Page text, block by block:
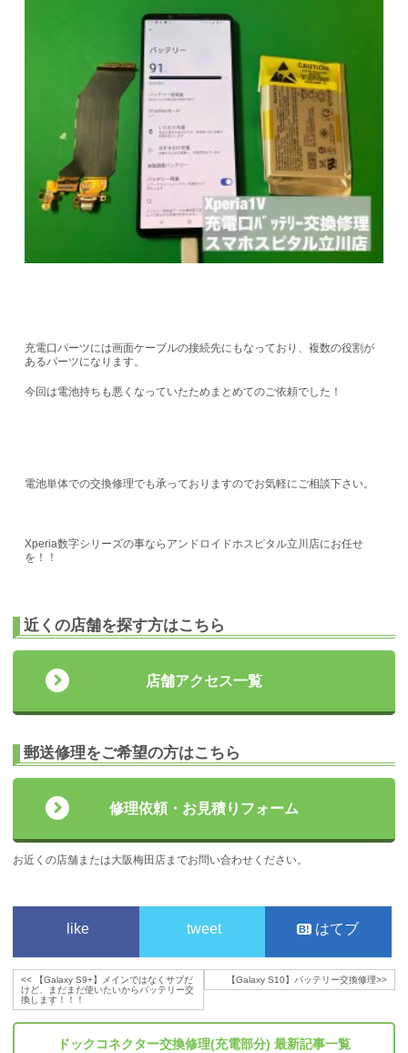
充電口パーツには画面ケーブルの接続先にもなっており、複数の役割が
あるパーツになります。
今回は電池持ちも悪くなっていたためまとめてのご依頼でした！
電池単体での交換修理でも承っておりますのでお気軽にご相談下さい。
Xperia数字シリーズの事ならアンドロイドホスピタル立川店にお任せ
を！！
近くの店舗を探す方はこちら
店舗アクセス一覧
郵送修理をご希望の方はこちら
修理依頼・お見積りフォーム
お近くの店舗または大阪梅田店までお問い合わせください。
like tweet はてブ
<<
【Galaxy S9+】メインではなくサブだ
けど、まだまだ使いたいからバッテリー交
換します！！！
【Galaxy S10】バッテリー交換修理>>
ドックコネクター交換修理(充電部分) 最新記事一覧